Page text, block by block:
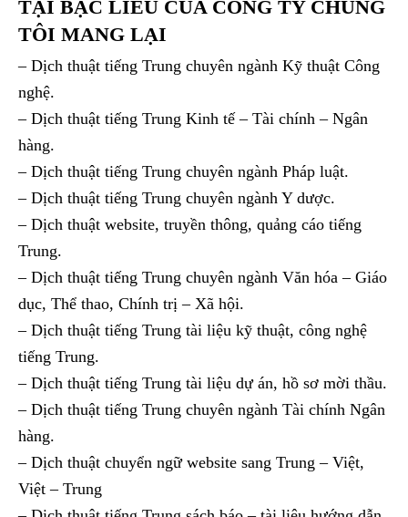
TẠI BẠC LIÊU CỦA CÔNG TY CHÚNG
TÔI MANG LẠI
– Dịch thuật tiếng Trung chuyên ngành Kỹ thuật Công
nghệ.
– Dịch thuật tiếng Trung Kinh tế – Tài chính – Ngân
hàng.
– Dịch thuật tiếng Trung chuyên ngành Pháp luật.
– Dịch thuật tiếng Trung chuyên ngành Y dược.
– Dịch thuật website, truyền thông, quảng cáo tiếng
Trung.
– Dịch thuật tiếng Trung chuyên ngành Văn hóa – Giáo
dục, Thể thao, Chính trị – Xã hội.
– Dịch thuật tiếng Trung tài liệu kỹ thuật, công nghệ
tiếng Trung.
– Dịch thuật tiếng Trung tài liệu dự án, hồ sơ mời thầu.
– Dịch thuật tiếng Trung chuyên ngành Tài chính Ngân
hàng.
– Dịch thuật chuyển ngữ website sang Trung – Việt,
Việt – Trung